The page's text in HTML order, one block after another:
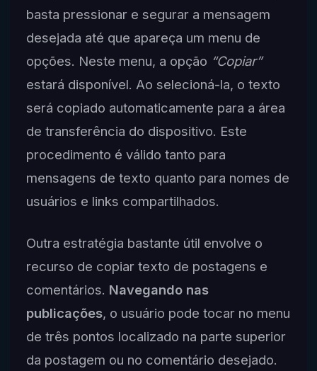
basta pressionar e segurar a mensagem
desejada até que apareça um menu de
opções. Neste menu, a opção “Copiar”
estará disponível. Ao selecioná-la, o texto
será copiado automaticamente para a área
de transferência do dispositivo. Este
procedimento é válido tanto para
mensagens de texto quanto para nomes de
usuários e links compartilhados.
Outra estratégia bastante útil envolve o
recurso de copiar texto de postagens e
comentários. Navegando nas
publicações, o usuário pode tocar no menu
de três pontos localizado na parte superior
da postagem ou no comentário desejado.